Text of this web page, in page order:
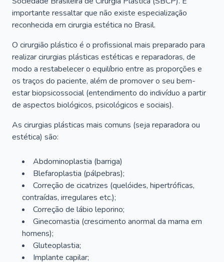
importante ressaltar que não existe especialização
reconhecida em cirurgia estética no Brasil.
O cirurgião plástico é o profissional mais preparado para
realizar cirurgias plásticas estéticas e reparadoras, de
modo a restabelecer o equilíbrio entre as proporções e
os traços do paciente, além de promover o seu bem-
estar biopsicossocial (entendimento do indivíduo a partir
de aspectos biológicos, psicológicos e sociais).
As cirurgias plásticas mais comuns (seja reparadora ou
estética) são:
Abdominoplastia (barriga)
Blefaroplastia (pálpebras);
Correção de cicatrizes (quelóides, hipertróficas,
contraídas, irregulares etc.);
Correção de lábio leporino;
Ginecomastia (crescimento anormal da mama em
homens);
Gluteoplastia;
Implante capilar;